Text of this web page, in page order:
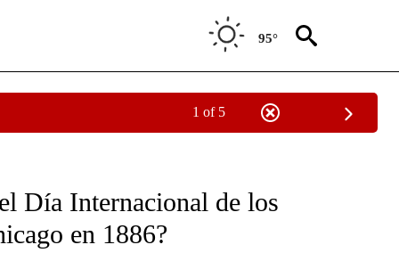
95°
1 of 5
Día Internacional de los
en 1886?